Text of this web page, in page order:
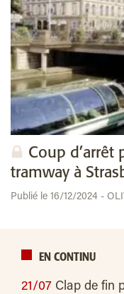
Coup d’arrêt
tramway à
Publié le 16/12/2024 -
EN CONTINU
21/07 Clap de fin